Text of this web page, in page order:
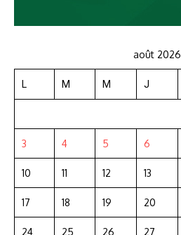
août 2026
L M M J
3 4 5 6
10 11 12 13
17 18 19 20
24 25 26 27